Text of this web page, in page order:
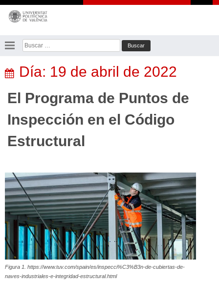
Saltar
contenido
Buscar:
Día: 19 de abril de 2022
El Programa de Puntos de
Inspección en el Código
Estructural
Figura 1. https://www.tuv.com/spain/es/inspecci%C3%B3n-de-cubiertas-de-
naves-industriales-e-integridad-estructural.html